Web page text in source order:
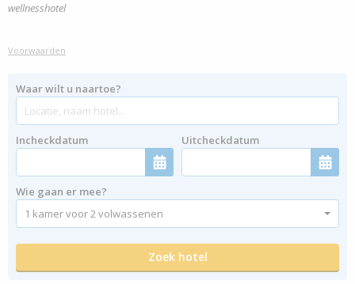
wellnesshotel
Voorwaarden
Waar wilt u naartoe?
Incheckdatum Uitcheckdatum
Wie gaan er mee?